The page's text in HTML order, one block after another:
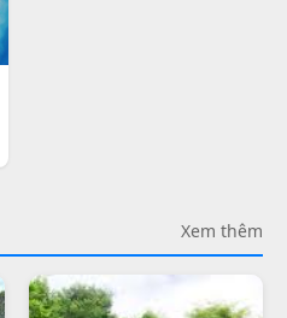
Xem thêm